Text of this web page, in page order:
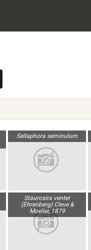
Sellaphora seminulum
Staurosira venter
(Ehrenberg) Cleve &
Moeller, 1879